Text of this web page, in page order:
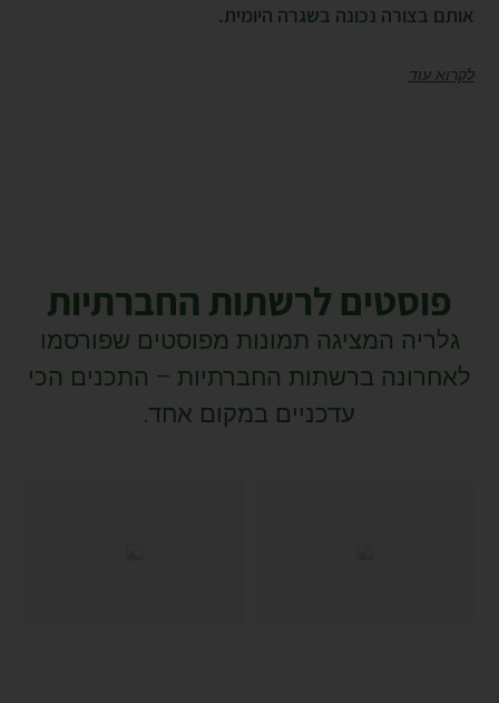
אותם בצורה נכונה בשגרה היומית.
לקרוא עוד
פוסטים לרשתות החברתיות
גלריה המציגה תמונות מפוסטים שפורסמו
לאחרונה ברשתות החברתיות – התכנים הכי
עדכניים במקום אחד.